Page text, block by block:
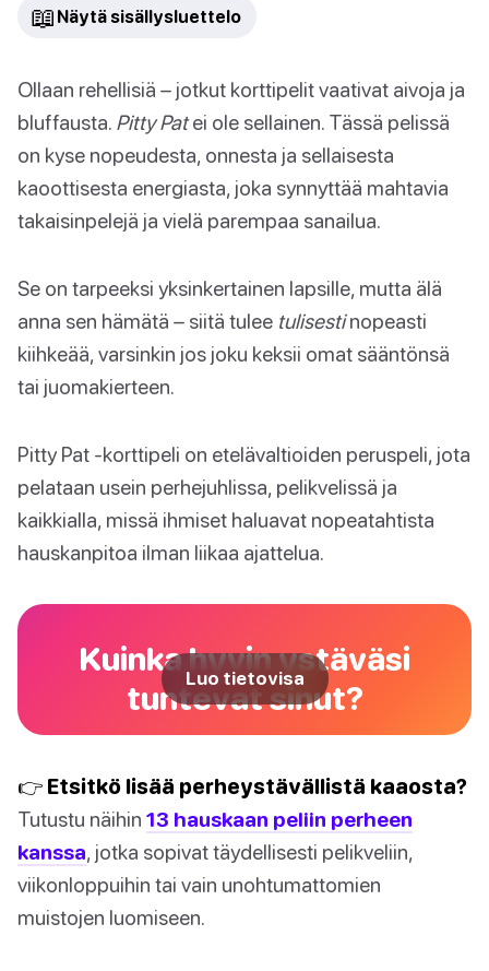
📖 Näytä sisällysluettelo
Ollaan rehellisiä – jotkut korttipelit vaativat aivoja ja
bluffausta. Pitty Patei ole sellainen. Tässä pelissä
on kyse nopeudesta, onnesta ja sellaisesta
kaoottisesta energiasta, joka synnyttää mahtavia
takaisinpelejä ja vielä parempaa sanailua.
Se on tarpeeksi yksinkertainen lapsille, mutta älä
anna sen hämätä – siitä tulee tulisestinopeasti
kiihkeää, varsinkin jos joku keksii omat sääntönsä
tai juomakierteen.
Pitty Pat -korttipeli on etelävaltioiden peruspeli, jota
pelataan usein perhejuhlissa, pelikvelissä ja
kaikkialla, missä ihmiset haluavat nopeatahtista
hauskanpitoa ilman liikaa ajattelua.
Kuinka hyvin ystäväsi
tuntevat sinut?
Luo tietovisa
👉 Etsitkö lisää perheystävällistä kaaosta?
Tutustu näihin 13 hauskaan peliin perheen
kanssa, jotka sopivat täydellisesti pelikveliin,
viikonloppuihin tai vain unohtumattomien
muistojen luomiseen.